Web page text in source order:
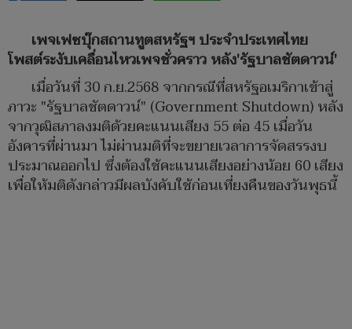
เพจเฟซบุ๊กสถานทูตสหรัฐฯ ประจำประเทศไทย
โพสต์ระงับเคลื่อนไหวเพจชั่วคราว หลัง'รัฐบาลชัตดาวน์'
เมื่อวันที่ 30 ก.ย.2568 จากกรณีที่สหรัฐอเมริกาเข้าสู่
ภาวะ "รัฐบาลชัตดาวน์" (Government Shutdown) หลัง
จากวุฒิสภาลงมติด้วยคะแนนเสียง 55 ต่อ 45 เมื่อวัน
อังคารที่ผ่านมา ไม่ผ่านมติที่จะขยายเวลาการจัดสรรงบ
ประมาณออกไป ซึ่งต้องใช้คะแนนเสียงอย่างน้อย 60 เสียง
เพื่อให้มติดังกล่าวมีผลบังคับใช้ก่อนเที่ยงคืนของวันพุธนี้